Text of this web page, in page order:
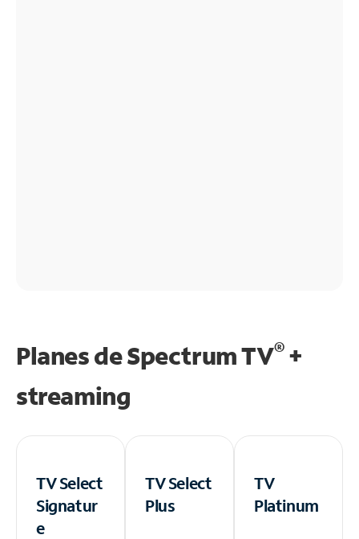
Planes de Spectrum TV®+
streaming
TV Select
Signatur
e
TV Select
Plus
TV
Platinum